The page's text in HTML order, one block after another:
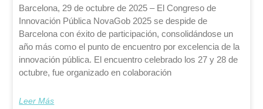
Barcelona, 29 de octubre de 2025 – El Congreso de
Innovación Pública NovaGob 2025 se despide de
Barcelona con éxito de participación, consolidándose un
año más como el punto de encuentro por excelencia de la
innovación pública. El encuentro celebrado los 27 y 28 de
octubre, fue organizado en colaboración
Leer Más